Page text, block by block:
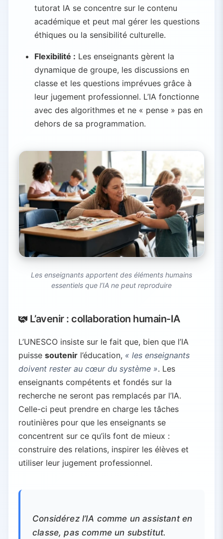
tutorat IA se concentre sur le contenu
académique et peut mal gérer les questions
éthiques ou la sensibilité culturelle.
Flexibilité : Les enseignants gèrent la
dynamique de groupe, les discussions en
classe et les questions imprévues grâce à
leur jugement professionnel. L’IA fonctionne
avec des algorithmes et ne « pense » pas en
dehors de sa programmation.
Les enseignants apportent des éléments humains
essentiels que l’IA ne peut reproduire
L’avenir : collaboration humain-IA
L’UNESCO insiste sur le fait que, bien que l’IA
puisse soutenir l’éducation, « les enseignants
doivent rester au cœur du système ». Les
enseignants compétents et fondés sur la
recherche ne seront pas remplacés par l’IA.
Celle-ci peut prendre en charge les tâches
routinières pour que les enseignants se
concentrent sur ce qu’ils font de mieux :
construire des relations, inspirer les élèves et
utiliser leur jugement professionnel.
Considérez l’IA comme un assistant en
classe, pas comme un substitut.